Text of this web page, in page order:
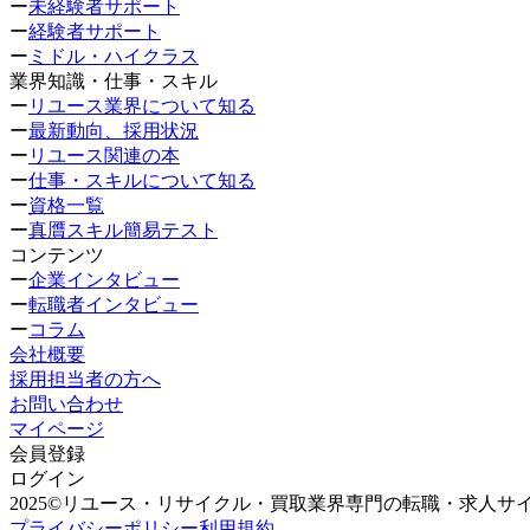
ー未経験者サポート
ー経験者サポート
ー ミドル・ハイクラス
業界知識・仕事・スキル
ー リユース業界について知る
ー最新動向、採用状況
ー リユース関連の本
ー仕事・スキルについて知る
ー資格一覧
ー真贋スキル簡易テスト
コンテンツ
ー企業インタビュー
ー転職者インタビュー
ーコラム
会社概要
採用担当者の方へ
お問い合わせ
マイページ
会員登録
ログイン
2025©リユース・リサイクル・買取業界専門の転職・求人サ